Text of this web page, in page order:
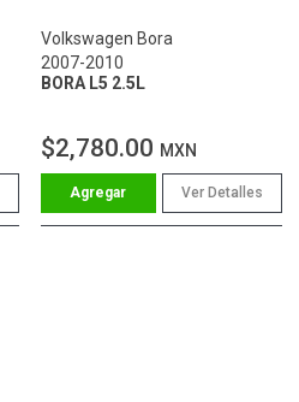
Volkswagen Bora
2007-2010
BORA L5 2.5L
$2,780.00 MXN
Ver Detalles